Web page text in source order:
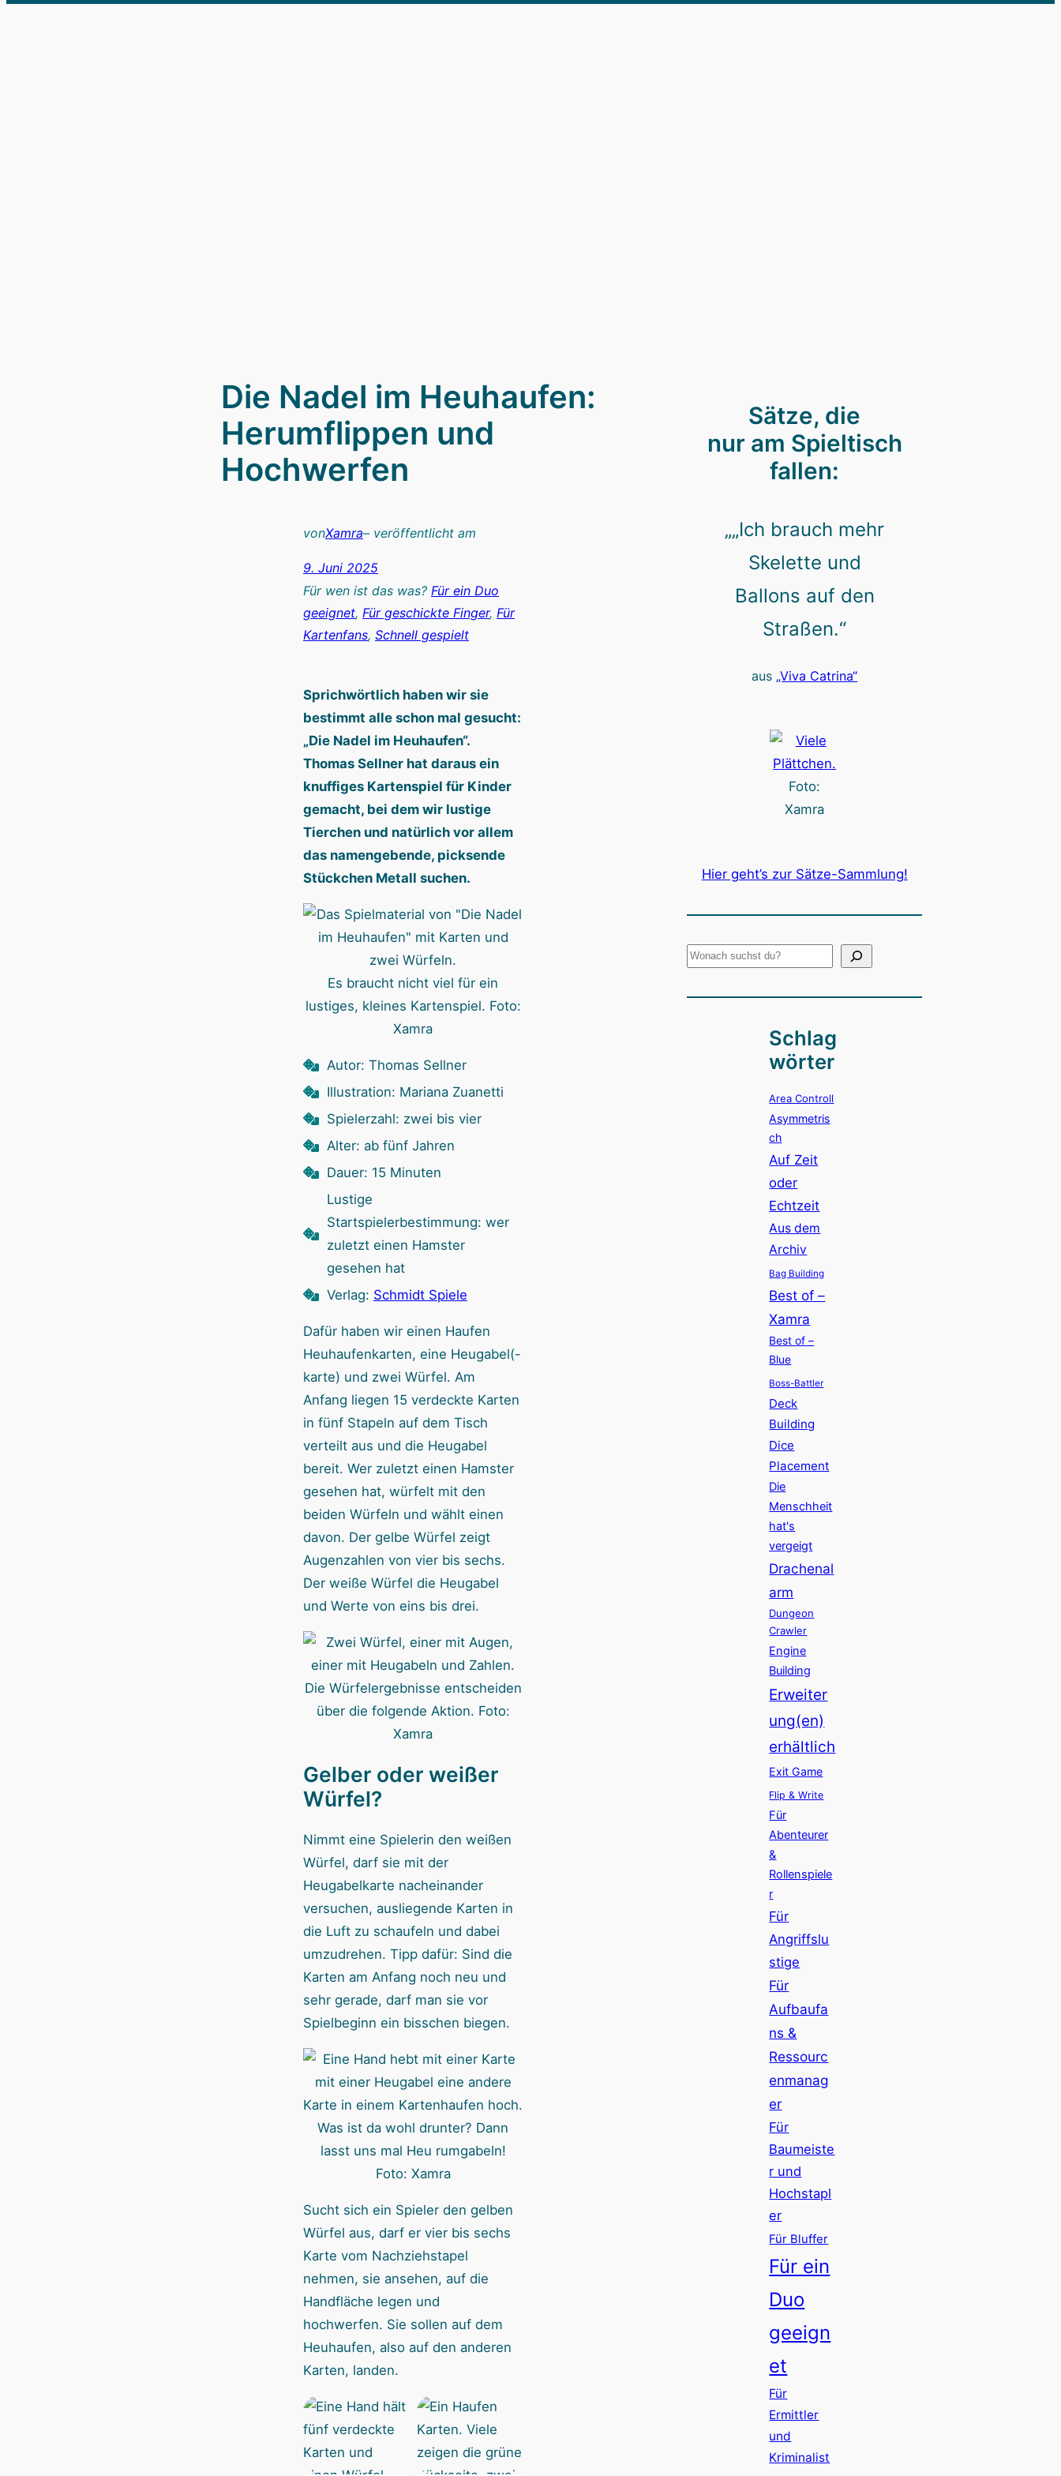
Die Nadel im Heuhaufen:
Herumflippen und
Hochwerfen
vonXamra– veröffentlicht am
9. Juni 2025
Für wen ist das was? Für ein Duo
geeignet, Für geschickte Finger, Für
Kartenfans, Schnell gespielt
Sprichwörtlich haben wir sie
bestimmt alle schon mal gesucht:
„Die Nadel im Heuhaufen“.
Thomas Sellner hat daraus ein
knuffiges Kartenspiel für Kinder
gemacht, bei dem wir lustige
Tierchen und natürlich vor allem
das namengebende, picksende
Stückchen Metall suchen.
Es braucht nicht viel für ein
lustiges, kleines Kartenspiel. Foto:
Xamra
Autor: Thomas Sellner
Illustration: Mariana Zuanetti
Spielerzahl: zwei bis vier
Alter: ab fünf Jahren
Dauer: 15 Minuten
Lustige
Startspielerbestimmung: wer
zuletzt einen Hamster
gesehen hat
Verlag: Schmidt Spiele
Dafür haben wir einen Haufen
Heuhaufenkarten, eine Heugabel(-
karte) und zwei Würfel. Am
Anfang liegen 15 verdeckte Karten
in fünf Stapeln auf dem Tisch
verteilt aus und die Heugabel
bereit. Wer zuletzt einen Hamster
gesehen hat, würfelt mit den
beiden Würfeln und wählt einen
davon. Der gelbe Würfel zeigt
Augenzahlen von vier bis sechs.
Der weiße Würfel die Heugabel
und Werte von eins bis drei.
Die Würfelergebnisse entscheiden
über die folgende Aktion. Foto:
Xamra
Gelber oder weißer
Würfel?
Nimmt eine Spielerin den weißen
Würfel, darf sie mit der
Heugabelkarte nacheinander
versuchen, ausliegende Karten in
die Luft zu schaufeln und dabei
umzudrehen. Tipp dafür: Sind die
Karten am Anfang noch neu und
sehr gerade, darf man sie vor
Spielbeginn ein bisschen biegen.
Was ist da wohl drunter? Dann
lasst uns mal Heu rumgabeln!
Foto: Xamra
Sucht sich ein Spieler den gelben
Würfel aus, darf er vier bis sechs
Karte vom Nachziehstapel
nehmen, sie ansehen, auf die
Handfläche legen und
hochwerfen. Sie sollen auf dem
Heuhaufen, also auf den anderen
Karten, landen.
Sätze, die
nur am Spieltisch
fallen:
„„Ich brauch mehr
Skelette und
Ballons auf den
Straßen.“
aus „Viva Catrina“
Foto:
Xamra
Hier geht’s zur Sätze-Sammlung!
S
c
Schlag
wörter
Area Controll
Asymmetris
ch
Auf Zeit
oder
Echtzeit
Aus dem
Archiv
Bag Building
Best of –
Xamra
Best of –
Blue
Boss-Battler
Deck
Building
Dice
Placement
Die
Menschheit
hat's
vergeigt
Drachenal
arm
Dungeon
Crawler
Engine
Building
Erweiter
ung(en)
erhältlich
Exit Game
Flip & Write
Für
Abenteurer
&
Rollenspiele
r
Für
Angriffslu
stige
Für
Aufbaufa
ns &
Ressourc
enmanag
er
Für
Baumeiste
r und
Hochstapl
er
Für Bluffer
Für ein
Duo
geeign
et
Für
Ermittler
und
Kriminalist